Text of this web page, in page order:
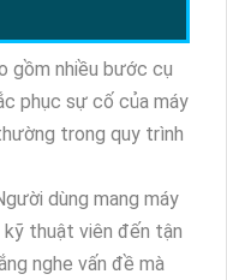
gồm nhiều bước cụ
phục sự cố của máy
trong quy trình
dùng mang máy
thuật viên đến tận
nghe vấn đề mà